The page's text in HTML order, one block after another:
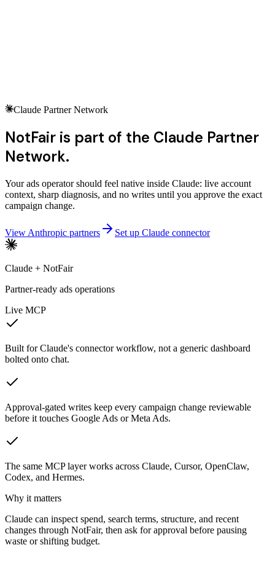
impact.
Claude Partner Network
NotFair is part of the Claude Partner
Network.
Your ads operator should feel native inside Claude: live account
context, sharp diagnosis, and no writes until you approve the exact
campaign change.
View Anthropic partners Set up Claude connector
Claude + NotFair
Partner-ready ads operations
Live MCP
Built for Claude's connector workflow, not a generic dashboard
bolted onto chat.
Approval-gated writes keep every campaign change reviewable
before it touches Google Ads or Meta Ads.
The same MCP layer works across Claude, Cursor, OpenClaw,
Codex, and Hermes.
Why it matters
Claude can inspect spend, search terms, structure, and recent
changes through NotFair, then ask for approval before pausing
waste or shifting budget.